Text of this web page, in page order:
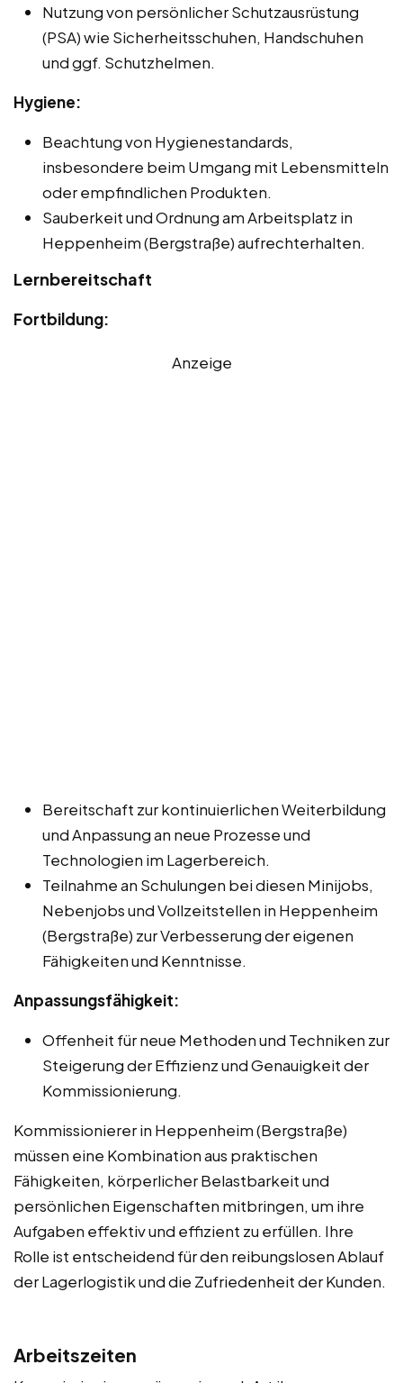
Nutzung von persönlicher Schutzausrüstung
(PSA) wie Sicherheitsschuhen, Handschuhen
und ggf. Schutzhelmen.
Hygiene:
Beachtung von Hygienestandards,
insbesondere beim Umgang mit Lebensmitteln
oder empfindlichen Produkten.
Sauberkeit und Ordnung am Arbeitsplatz in
Heppenheim (Bergstraße) aufrechterhalten.
Lernbereitschaft
Fortbildung:
Anzeige
Bereitschaft zur kontinuierlichen Weiterbildung
und Anpassung an neue Prozesse und
Technologien im Lagerbereich.
Teilnahme an Schulungen bei diesen Minijobs,
Nebenjobs und Vollzeitstellen in Heppenheim
(Bergstraße) zur Verbesserung der eigenen
Fähigkeiten und Kenntnisse.
Anpassungsfähigkeit:
Offenheit für neue Methoden und Techniken zur
Steigerung der Effizienz und Genauigkeit der
Kommissionierung.
Kommissionierer in Heppenheim (Bergstraße)
müssen eine Kombination aus praktischen
Fähigkeiten, körperlicher Belastbarkeit und
persönlichen Eigenschaften mitbringen, um ihre
Aufgaben effektiv und effizient zu erfüllen. Ihre
Rolle ist entscheidend für den reibungslosen Ablauf
der Lagerlogistik und die Zufriedenheit der Kunden.
Arbeitszeiten